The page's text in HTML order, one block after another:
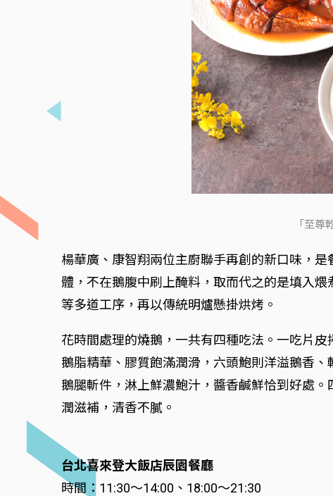
「至
楊華廣、康智翔兩位主廚聯手再創的新口味，
體，不在鵝腹中刷上醃料，取而代之的是填入
等多道工序，再以傳統明爐懸掛烘烤。
花時間處理的燒鵝，一共有四種吃法。一吃片
鵝脂精華、膠質飽滿潤滑，六頭鮑則洋溢鵝香
鵝腿斬件，淋上鮮濃鮑汁，醬香鹹鮮恰到好處
潤滋補，清香不膩。
台北喜來登大飯店辰園餐廳
時間：11:30～14:00、18:00～21:30